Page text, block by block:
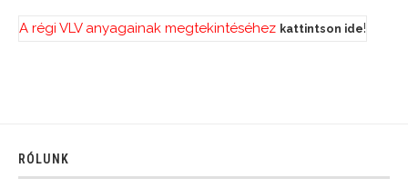
A régi VLV anyagainak megtekintéséhez kattintson ide!
RÓLUNK